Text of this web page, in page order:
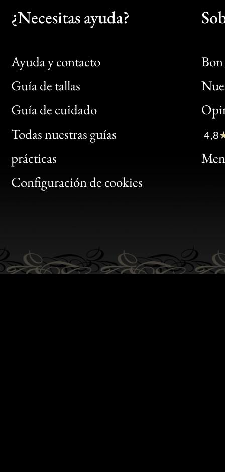
¿Necesitas ayuda?
Ayuda y contacto
Guía de tallas
Guía de cuidado
Todas nuestras guías
prácticas
Configuración de cookies
Bon
Clic
Bon
4,8